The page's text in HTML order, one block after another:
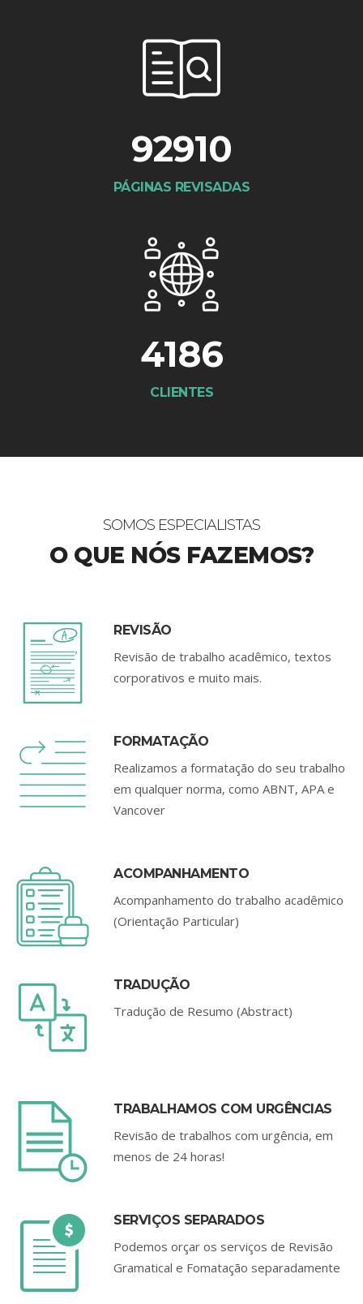
92910
PÁGINAS REVISADAS
4186
CLIENTES
SOMOS ESPECIALISTAS
O QUE NÓS FAZEMOS?
REVISÃO
Revisão de trabalho acadêmico, textos
corporativos e muito mais.
FORMATAÇÃO
Realizamos a formatação do seu trabalho
em qualquer norma, como ABNT, APA e
Vancover
ACOMPANHAMENTO
Acompanhamento do trabalho acadêmico
(Orientação Particular)
TRADUÇÃO
Tradução de Resumo (Abstract)
TRABALHAMOS COM URGÊNCIAS
Revisão de trabalhos com urgência, em
menos de 24 horas!
SERVIÇOS SEPARADOS
Podemos orçar os serviços de Revisão
Gramatical e Fomatação separadamente